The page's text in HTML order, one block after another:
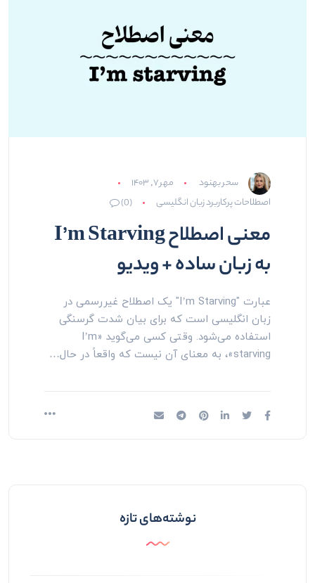
سحر بهنود
مهر ۷, ۱۴۰۳
اصطلاحات پرکاربرد زبان انگلیسی
(0)
معنی اصطلاح I’m Starving
به زبان ساده + ویدیو
عبارت "I’m Starving" یک اصطلاح غیررسمی در
زبان انگلیسی است که برای بیان شدت گرسنگی
استفاده می‌شود. وقتی کسی می‌گوید «I’m
starving»، به معنای آن نیست که واقعاً در حال…
نوشته‌های تازه